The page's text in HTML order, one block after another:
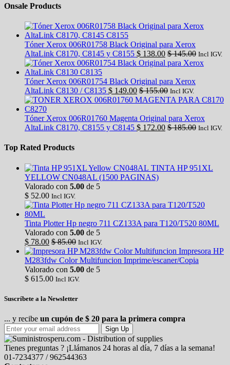
Onsale Products
Tóner Xerox 006R01758 Black Original para Xerox
AltaLink C8170, C8145 y C8155 $ 138.00 $145.00 Incl IGV.
Tóner Xerox 006R01754 Black Original para Xerox
AltaLink C8130 / C8135 $ 149.00 $155.00 Incl IGV.
Tóner Xerox 006R01760 Magenta Original para Xerox
AltaLink C8170, C8155 y C8145 $ 172.00 $185.00 Incl IGV.
Top Rated Products
TINTA HP 951XL
YELLOW CN048AL (1500 PAGINAS)
Valorado con 5.00 de 5
$ 52.00 Incl IGV.
Tinta Plotter Hp negro 711 CZ133A para T120/T520 80ML
Valorado con 5.00 de 5
$ 78.00 $85.00 Incl IGV.
Impresora HP
M283fdw Color Multifuncion Imprime/escaner/Copia
Valorado con 5.00 de 5
$ 615.00 Incl IGV.
Suscríbete a la Newsletter
... y recibe un cupón de $ 20 para la primera compra
Sign Up
Tienes preguntas ? ¡Llámanos 24 horas al día, 7 días a la semana!
01-7234377 / 962544363